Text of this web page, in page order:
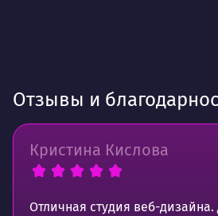
Отзывы и
Кристина Кислова
Отличная студия веб-